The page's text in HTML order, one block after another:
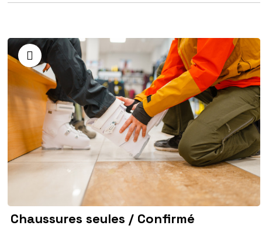
Chaussures seules / Confirmé